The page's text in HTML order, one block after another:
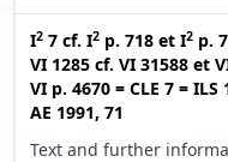
I2 7 cf. I2 p. 718 et I2 p.
VI 1285 cf. VI 31588 et
VI p. 4670 = CLE 7 = ILS
AE 1991, 71
Text and further